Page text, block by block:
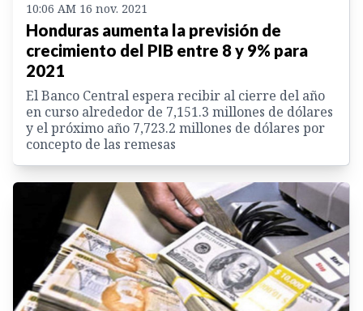
10:06 AM 16 nov. 2021
Honduras aumenta la previsión de
crecimiento del PIB entre 8 y 9% para
2021
El Banco Central espera recibir al cierre del año
en curso alrededor de 7,151.3 millones de dólares
y el próximo año 7,723.2 millones de dólares por
concepto de las remesas